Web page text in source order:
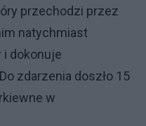
przechodzi przez
natychmiast
i dokonuje
zdarzenia doszło 15
w